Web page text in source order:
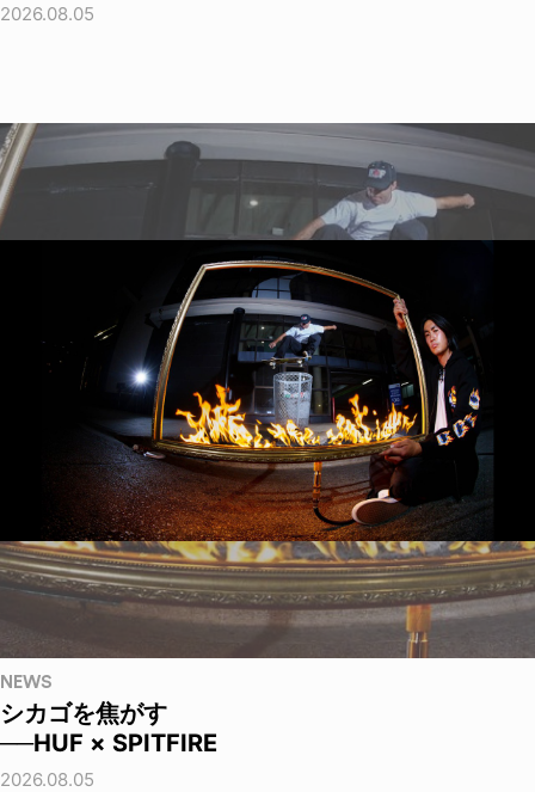
2026.08.05
NEWS
シカゴを焦がす
──HUF × SPITFIRE
2026.08.05